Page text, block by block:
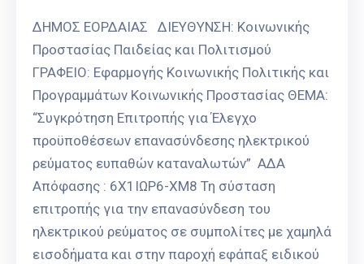
ΔΗΜΟΣ ΕΟΡΔΑΙΑΣ ΔΙΕΥΘΥΝΣΗ: Κοινωνικής
Προστασίας Παιδείας και Πολιτισμού
ΓΡΑΦΕΙΟ: Εφαρμογής Κοινωνικής Πολιτικής και
Προγραμμάτων Κοινωνικής Προστασίας ΘΕΜΑ:
“Συγκρότηση Επιτροπής για Έλεγχο
προϋποθέσεων επανασύνδεσης ηλεκτρικού
ρεύματος ευπαθών καταναλωτών” ΑΔΑ
Απόφασης : 6Χ1ΙΩΡ6-ΧΜ8 Τη σύσταση
επιτροπής για την επανασύνδεση του
ηλεκτρικού ρεύματος σε συμπολίτες με χαμηλά
εισοδήματα και στην παροχή εφάπαξ ειδικού